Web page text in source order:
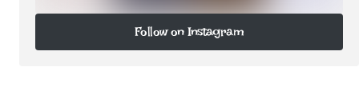
Follow on Instagram
Follow on Instagram